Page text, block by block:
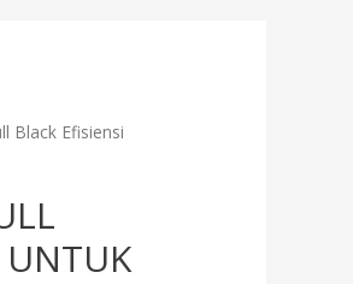
Black Efisiensi
UNTUK